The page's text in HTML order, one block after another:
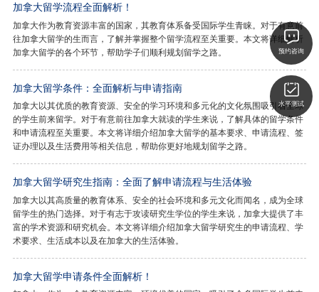
加拿大留学流程全面解析！
加拿大作为教育资源丰富的国家，其教育体系备受国际学生青睐。对于有意前
往加拿大留学的生而言，了解并掌握整个留学流程至关重要。本文将详细解析
加拿大留学的各个环节，帮助学子们顺利规划留学之路。
加拿大留学条件：全面解析与申请指南
加拿大以其优质的教育资源、安全的学习环境和多元化的文化氛围吸引着全球
的学生前来留学。对于有意前往加拿大就读的学生来说，了解具体的留学条件
和申请流程至关重要。本文将详细介绍加拿大留学的基本要求、申请流程、签
证办理以及生活费用等相关信息，帮助你更好地规划留学之路。
加拿大留学研究生指南：全面了解申请流程与生活体验
加拿大以其高质量的教育体系、安全的社会环境和多元文化而闻名，成为全球
留学生的热门选择。对于有志于攻读研究生学位的学生来说，加拿大提供了丰
富的学术资源和研究机会。本文将详细介绍加拿大留学研究生的申请流程、学
术要求、生活成本以及在加拿大的生活体验。
加拿大留学申请条件全面解析！
预约咨询
水平测试